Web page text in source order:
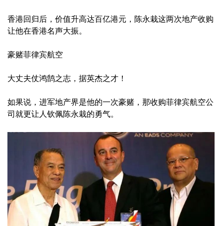
香港回归后，价值升高达百亿港元，陈永栽这两次地产收购
让他在香港名声大振。
豪赌菲律宾航空
大丈夫仗鸿鹄之志，据英杰之才！
如果说，进军地产界是他的一次豪赌，那收购菲律宾航空公
司就更让人钦佩陈永栽的勇气。